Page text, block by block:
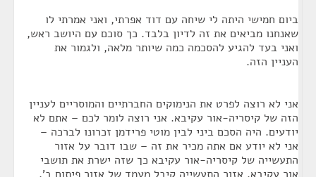
ביום חמישי היתה לי שיחה עם דוד אפרתי, ואני אמרתי לו
שאנחנו מביאים את זה לדיון בלבד. כך סוכם עם היושב ראש,
ואני בעד להגיע להסכמה כמה שיותר מלאה, ולגמור את
העניין הזה.
אני לא רוצה לפרט את הנימוקים החברתיים והמוסריים לעניין
הזה של קיסריה-אור עקיבא. אני רוצה לומר לכם – אתם לא
יודעים. היה הסכם ביני לבין מוטי פרידמן זכרונו לברכה –
אני לא יודע אם אתה מכיר את זה – שבו דובר על אזור
התעשייה של קיסריה-אור עקיבא כך שזה ישרת את תושבי